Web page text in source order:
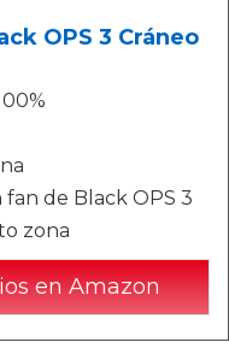
OPS 3 Cráneo
de Black OPS 3
zona
en Amazon